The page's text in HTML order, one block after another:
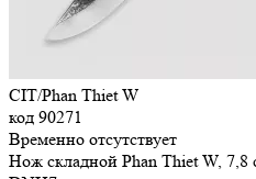
CIT/Phan Thiet W
код 90271
Временно отсутствует
Нож складной Phan Thiet W, 7,8